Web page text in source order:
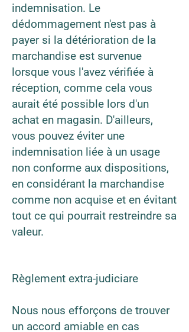
indemnisation. Le
dédommagement n'est pas à
payer si la détérioration de la
marchandise est survenue
lorsque vous l'avez vérifiée à
réception, comme cela vous
aurait été possible lors d'un
achat en magasin. D'ailleurs,
vous pouvez éviter une
indemnisation liée à un usage
non conforme aux dispositions,
en considérant la marchandise
comme non acquise et en évitant
tout ce qui pourrait restreindre sa
valeur.
Règlement extra-judiciare
Nous nous efforçons de trouver
un accord amiable en cas